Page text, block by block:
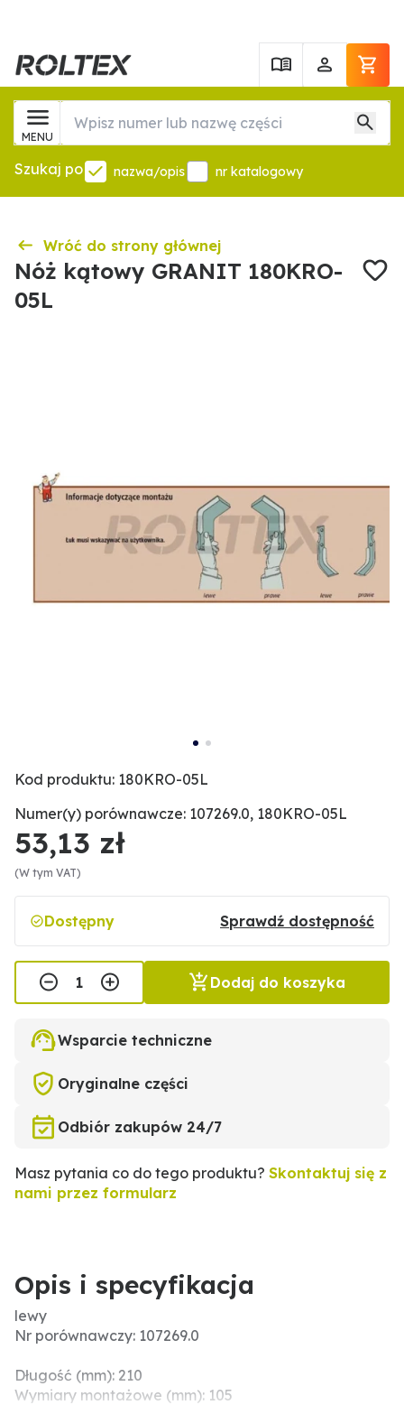
MENU
Szukaj po nazwa/opis nr katalogowy
Wróć do strony głównej
Nóż kątowy GRANIT 180KRO-
05L
Kod produktu: 180KRO-05L
Numer(y) porównawcze: 107269.0, 180KRO-05L
53,13 zł
(W tym VAT)
Dostępny Sprawdź dostępność
Dodaj do koszyka
Wsparcie techniczne
Oryginalne części
Odbiór zakupów 24/7
Masz pytania co do tego produktu? Skontaktuj się z
nami przez formularz
Opis i specyfikacja
lewy
Nr porównawczy: 107269.0
Długość (mm): 210
Wymiary montażowe (mm): 105